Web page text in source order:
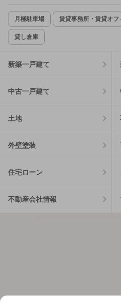
月極駐車場 賃貸事務所・賃貸オフ
貸し倉庫
新築一戸建て
中古一戸建て
土地
外壁塗装
住宅ローン
不動産会社情報